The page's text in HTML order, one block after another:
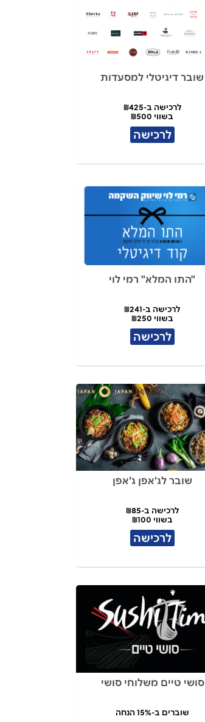
שובר דיגיטלי למסעדות
לרכישה ב-₪425
בשווי ₪500
לרכישה
"התו המלא" רמי לוי
לרכישה ב-₪241
בשווי ₪250
לרכישה
שובר לג'אפן ג'אפן
לרכישה ב-₪85
בשווי ₪100
לרכישה
סושי טיים משלוחי סושי
שוברים ב-15% הנחה